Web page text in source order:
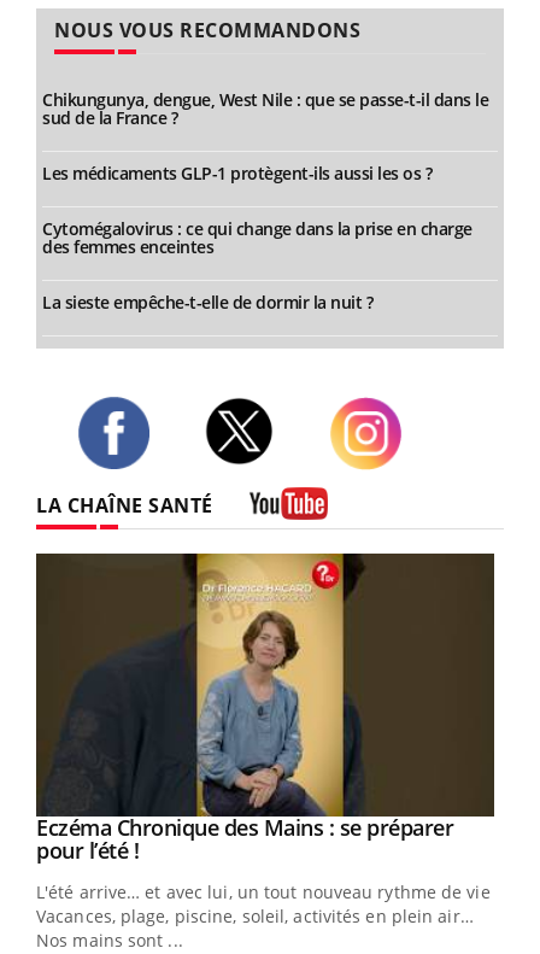
NOUS VOUS RECOMMANDONS
Chikungunya, dengue, West Nile : que se passe-t-il dans le
sud de la France ?
Les médicaments GLP-1 protègent-ils aussi les os ?
Cytomégalovirus : ce qui change dans la prise en charge
des femmes enceintes
La sieste empêche-t-elle de dormir la nuit ?
LA CHAÎNE SANTÉ
Youtube
Eczéma Chronique des Mains : se préparer
pour l’été !Youtube
L'été arrive… et avec lui, un tout nouveau rythme de vie !
Vacances, plage, piscine, soleil, activités en plein air…
Nos mains sont ...